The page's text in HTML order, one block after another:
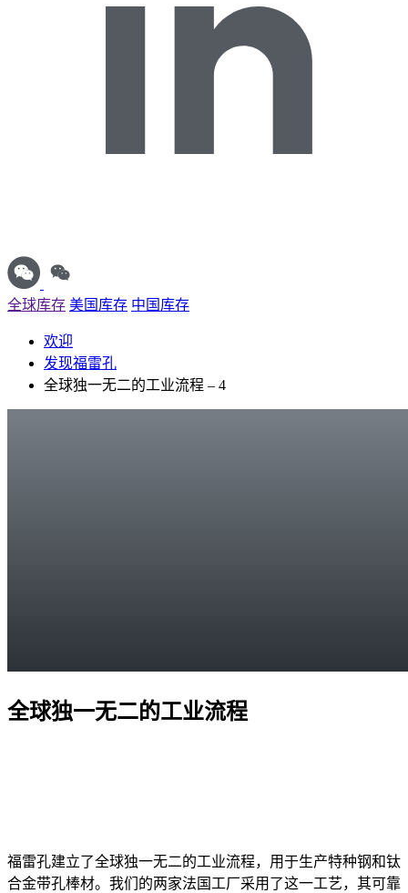
全球库存 美国库存 中国库存
欢迎
发现福雷孔
全球独一无二的工业流程 – 4
全球独一无二的工业流程
福雷孔建立了全球独一无二的工业流程，用于生产特种钢和钛
合金带孔棒材。我们的两家法国工厂采用了这一工艺，其可靠